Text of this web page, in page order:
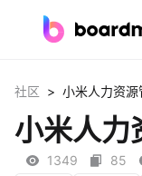
社区资源
下载
社区 > 小米人力资源
小米人力
1349 85